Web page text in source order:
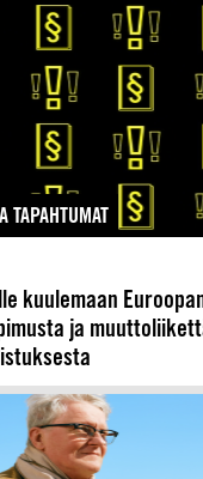
TAPAHTUMAT
kuulemaan
ja